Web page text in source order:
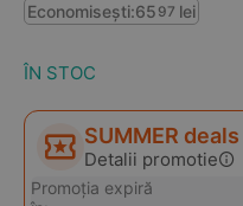
Economisești:65 97 lei
ÎN STOC
SUMMER deals
Detalii promotie
Promoția expiră